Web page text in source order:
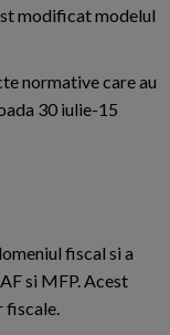
modificat modelul
normative care au
30 iulie-15
fiscal si a
si MFP. Acest
fiscale.